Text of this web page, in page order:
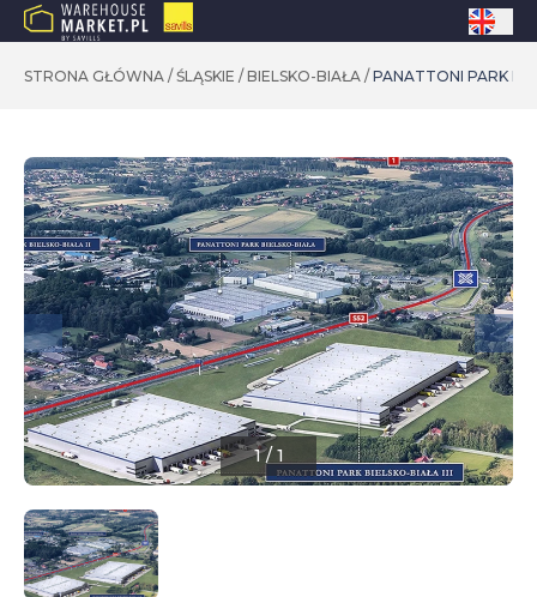
STRONA GŁÓWNA / ŚLĄSKIE / BIELSKO-BIAŁA / PANATTONI PARK
1/ 1